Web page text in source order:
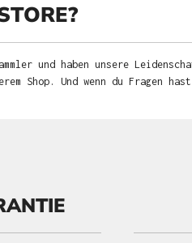
und haben unsere
Shop. Und wenn du Fragen